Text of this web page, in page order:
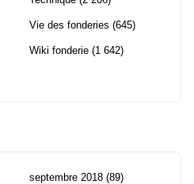
Vie des fonderies (645)
Wiki fonderie (1 642)
septembre 2018 (89)